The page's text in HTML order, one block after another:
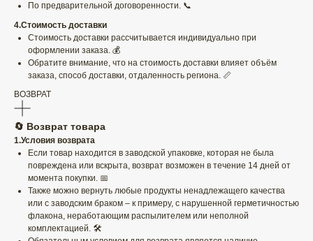
По предварительной договоренности. 📞
4.Стоимость доставки
Стоимость доставки рассчитывается индивидуально при
оформлении заказа. 💰
Обратите внимание, что на стоимость доставки влияет объём
заказа, способ доставки, отдаленность региона. 📏
ВОЗВРАТ
🔄 Возврат товара
1.Условия возврата
Если товар находится в заводской упаковке, которая не была
повреждена или вскрыта, возврат возможен в течение 14 дней от
момента покупки. 📅
Также можно вернуть любые продукты ненадлежащего качества
или с заводским браком – к примеру, с нарушенной герметичностью
флакона, неработающим распылителем или неполной
комплектацией. 🛠️